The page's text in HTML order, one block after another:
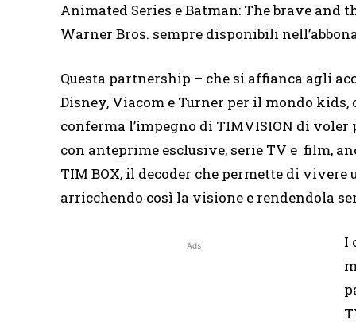
Animated Series e Batman: The brave
Warner Bros. sempre disponibili
Questa partnership – che si affianca agli
Disney, Viacom e Turner per il mondo
conferma l’impegno di TIMVISION di
con anteprime esclusive, serie TV e film,
TIM BOX, il decoder che permette di
arricchendo così la visione e rendendola
Ads
I